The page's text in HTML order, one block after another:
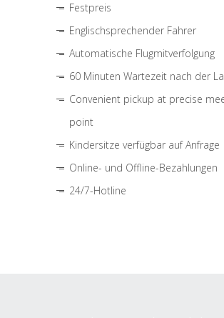
Festpreis
Englischsprechender Fahrer
Automatische Flugmitverfolgung
60 Minuten Wartezeit nach der
Convenient pickup at precise
point
Kindersitze verfügbar auf Anfrage
Online- und Offline-Bezahlungen
24/7-Hotline